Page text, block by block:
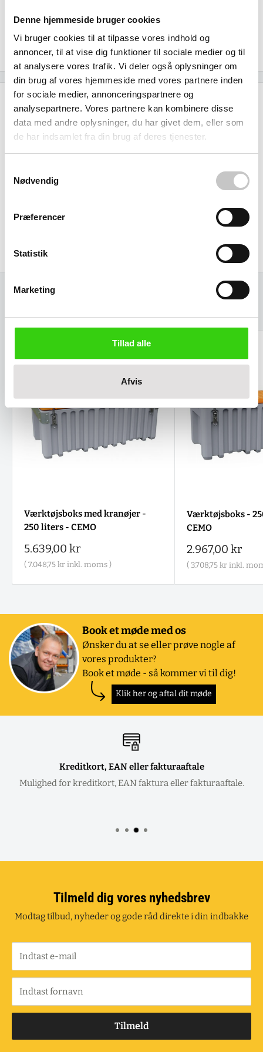
Denne hjemmeside bruger cookies
Vi bruger cookies til at tilpasse vores indhold og
annoncer, til at vise dig funktioner til sociale medier og til
at analysere vores trafik. Vi deler også oplysninger om
din brug af vores hjemmeside med vores partnere inden
for sociale medier, annonceringspartnere og
analysepartnere. Vores partnere kan kombinere disse
data med andre oplysninger, du har givet dem, eller som
de har indsamlet fra din brug af deres tjenester.
Nødvendig
Præferencer
Statistik
Marketing
Tillad alle
Afvis
arbejder på en vedligeholdelsesafdeling, giver denne
organisering dig den tidsbesparelse og professionelle
arbejdsgang, der gør forskellen i en travl hverdag.
Specifikationer
Kapacitet
Størrelse (L x b x h):
Materiale
Værktøjsboks med kranøjer -
250 liters - CEMO
Salgspris
5.639,00 kr
( 7.048,75 kr inkl. moms )
Værktøjsboks -
CEMO
Salgspris
2.967,00 kr
( 3.708,75 krinkl.
Book et møde med os
Ønsker du at se eller prøve nogle af
vores produkter?
Book et møde - så kommer vi til dig!
Klik her og aftal dit møde
Kreditkort, EAN eller fakturaaftale
Mulighed for kreditkort, EAN faktura eller fakturaaftale.
Tilmeld dig vores nyhedsbrev
Modtag tilbud, nyheder og gode råd direkte i din indbakke
Indtast e-mail
Indtast fornavn
Tilmeld